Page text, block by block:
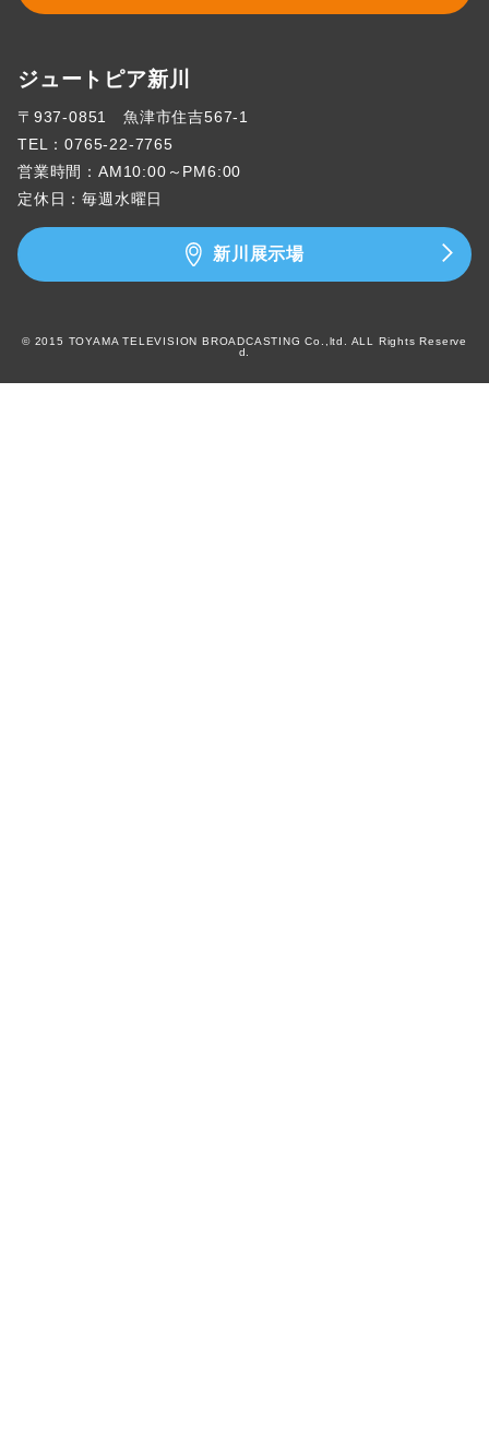
ジュートピア新川
〒937-0851 魚津市住吉567-1
TEL：0765-22-7765
営業時間：AM10:00～PM6:00
定休日：毎週水曜日
新川展示場
© 2015 TOYAMA TELEVISION BROADCASTING Co.,ltd. ALL Rights Reserve
d.